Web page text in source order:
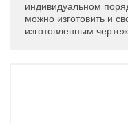
индивидуальном
можно изготовить и
изготовленным